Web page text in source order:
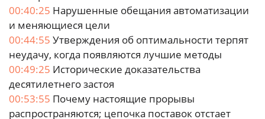
00:40:25 Нарушенные обещания автоматизации
и меняющиеся цели
00:44:55 Утверждения об оптимальности терпят
неудачу, когда появляются лучшие методы
00:49:25 Исторические доказательства
десятилетнего застоя
00:53:55 Почему настоящие прорывы
распространяются; цепочка поставок отстает